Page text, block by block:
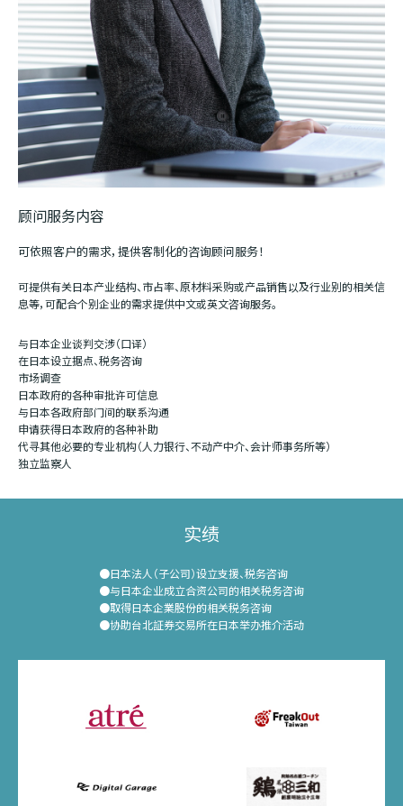
顾问服务内容
可依照客户的需求，提供客制化的咨询顾问服务！
可提供有关日本产业结构、市占率、原材料采购或产品销售以及行业别的相关信
息等，可配合个别企业的需求提供中文或英文咨询服务。
与日本企业谈判交涉（口译）
在日本设立据点、税务咨询
市场调查
日本政府的各种审批许可信息
与日本各政府部门间的联系沟通
申请获得日本政府的各种补助
代寻其他必要的专业机构（人力银行、不动产中介、会计师事务所等）
独立监察人
实绩
日本法人（子公司）设立支援、税务咨询
与日本企业成立合资公司的相关税务咨询
取得日本企業股份的相关税务咨询
协助台北証券交易所在日本举办推介活动